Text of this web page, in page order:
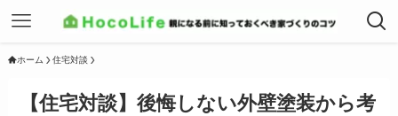
ホーム 住宅対談
【住宅対談】後悔しない外壁塗装から考